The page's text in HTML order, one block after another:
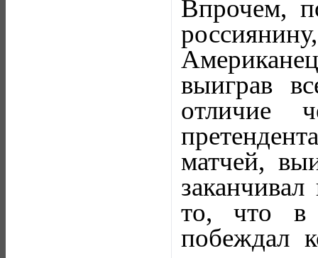
Впрочем,
выиграв
отличие
матчей,
то, что в
побеждал